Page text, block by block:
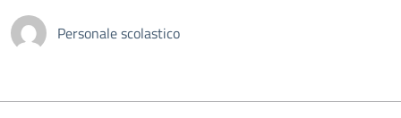
Personale scolastico